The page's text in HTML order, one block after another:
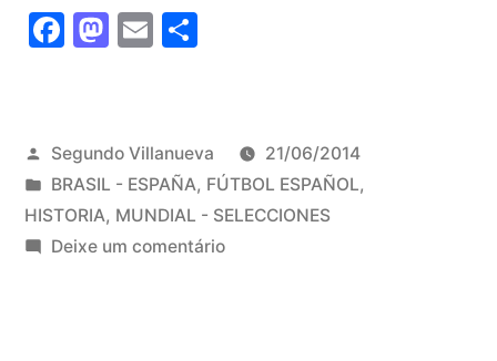
la
entrar
en
la
Facebook
Mastodon
Email
Publicado
por
Segundo Villanueva
21/06/2014
Publicado
em
BRASIL - ESPAÑA, FÚTBOL ESPAÑOL,
HISTORIA, MUNDIAL - SELECCIONES
Deixe um comentárioem